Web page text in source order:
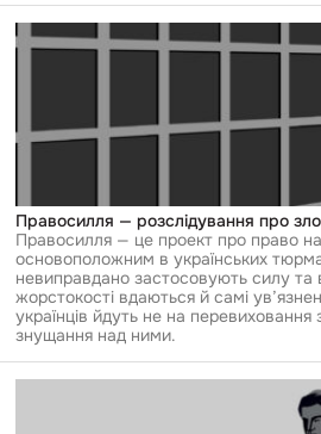
Перейти
до
публікації
про
злочини
Правосилля — розслідування про
Правосилля — це проект про право
основоположним в українських
невиправдано застосовують силу та
жорстокості вдаються й самі
українців йдуть не на
знущання над ними.
Перейти